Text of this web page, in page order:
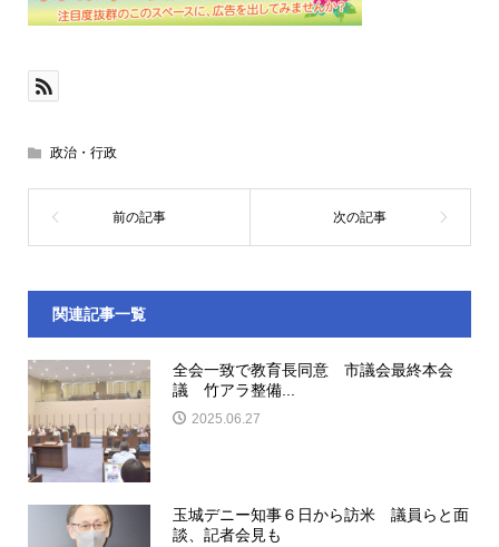
政治・行政
関連記事一覧
全会一致で教育長同意 市議会最終本会
議 竹アラ整備...
2025.06.27
玉城デニー知事６日から訪米 議員らと面
談、記者会見も